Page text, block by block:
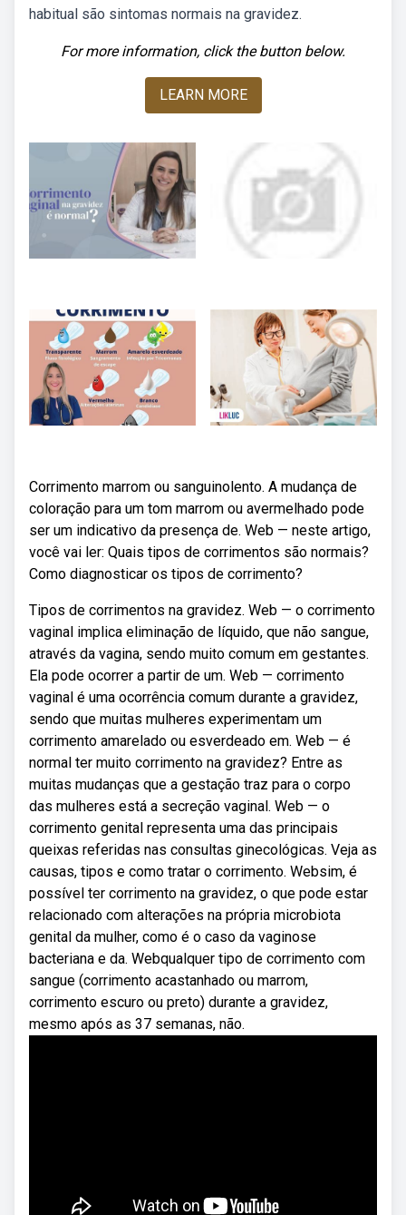
habitual são sintomas normais na gravidez.
For more information, click the button below.
LEARN MORE
Corrimento marrom ou sanguinolento. A mudança de
coloração para um tom marrom ou avermelhado pode
ser um indicativo da presença de. Web — neste artigo,
você vai ler: Quais tipos de corrimentos são normais?
Como diagnosticar os tipos de corrimento?
Tipos de corrimentos na gravidez. Web — o corrimento
vaginal implica eliminação de líquido, que não sangue,
através da vagina, sendo muito comum em gestantes.
Ela pode ocorrer a partir de um. Web — corrimento
vaginal é uma ocorrência comum durante a gravidez,
sendo que muitas mulheres experimentam um
corrimento amarelado ou esverdeado em. Web — é
normal ter muito corrimento na gravidez? Entre as
muitas mudanças que a gestação traz para o corpo
das mulheres está a secreção vaginal. Web — o
corrimento genital representa uma das principais
queixas referidas nas consultas ginecológicas. Veja as
causas, tipos e como tratar o corrimento. Websim, é
possível ter corrimento na gravidez, o que pode estar
relacionado com alterações na própria microbiota
genital da mulher, como é o caso da vaginose
bacteriana e da. Webqualquer tipo de corrimento com
sangue (corrimento acastanhado ou marrom,
corrimento escuro ou preto) durante a gravidez,
mesmo após as 37 semanas, não.